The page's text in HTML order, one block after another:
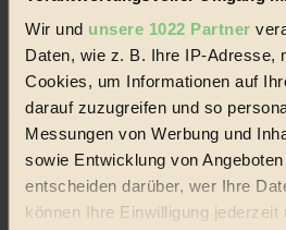
Wir und unsere 1022 Partner
Daten, wie z. B. Ihre IP-Adresse,
Cookies, um Informationen auf
darauf zuzugreifen und so
Messungen von Werbung und
sowie Entwicklung von
entscheiden darüber, wer Ihre
können Ihre Einwilligung
alternativer Energien.
Social Media
22.601 Fans auf Facebook
3.415 Follower auf Twitter
Folge uns auf Instagram
Themen
Bio